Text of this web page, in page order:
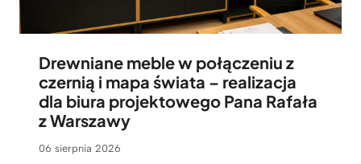
Drewniane meble w połączeniu z
czernią i mapa świata – realizacja
dla biura projektowego Pana Rafała
z Warszawy
06 sierpnia 2026